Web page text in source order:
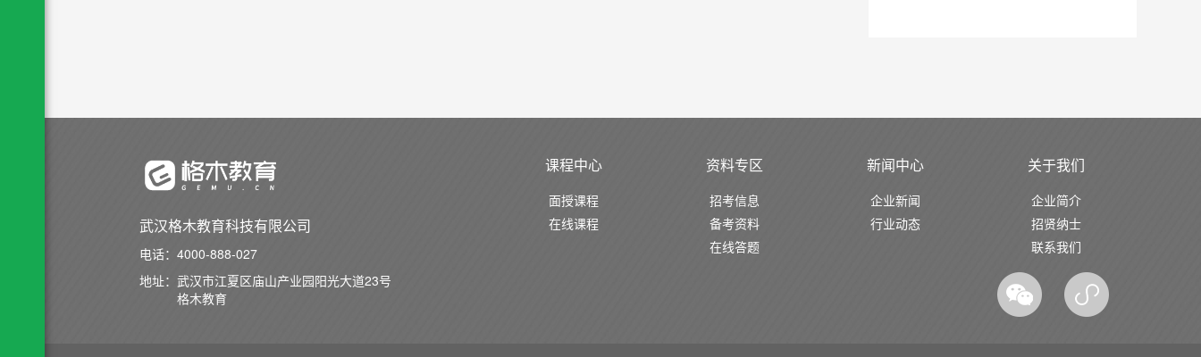
武汉格木教育科技有限公司
电话： 4000-888-027
地址： 武汉市江夏区庙山产业园阳光大道23号
格木教育
课程中心
面授课程
在线课程
资料专区
招考信息
备考资料
在线答题
新闻中心
企业新闻
行业动态
关于我们
企业简介
招贤纳士
联系我们